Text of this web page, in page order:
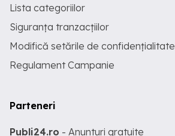
Lista categoriilor
Siguranța tranzacțiilor
Modifică setările de confidențialitate
Regulament Campanie
Parteneri
Publi24.ro - Anunturi gratuite